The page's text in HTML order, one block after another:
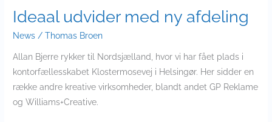
Ideaal udvider med ny afdeling
News /Thomas Broen
Allan Bjerre rykker til Nordsjælland, hvor vi har fået plads i
kontorfællesskabet Klostermosevej i Helsingør. Her sidder en
række andre kreative virksomheder, blandt andet GP Reklame
og Williams+Creative.